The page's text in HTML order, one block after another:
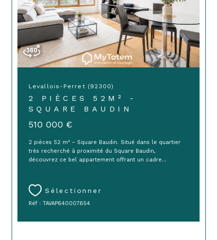
Levallois-Perret (92300)
2 PIÈCES 52M² -
SQUARE BAUDIN
510 000 €
2 pièces 52 m² – Square Baudin. Situé dans le quartier
très recherché à proximité du Square Baudin,
découvrez ce bel appartement offrant un cadre...
Sélectionner
Réf : TAVAP640007654